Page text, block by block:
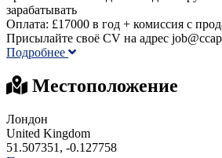
зарабатывать
Оплата: £17000 в год + комиссия с
Присылайте своё CV на адрес
Подробнее
Местоположение
Лондон
United Kingdom
51.507351, -0.127758